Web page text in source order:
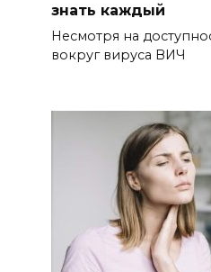
знать каждый
Несмотря на
вокруг вируса ВИЧ